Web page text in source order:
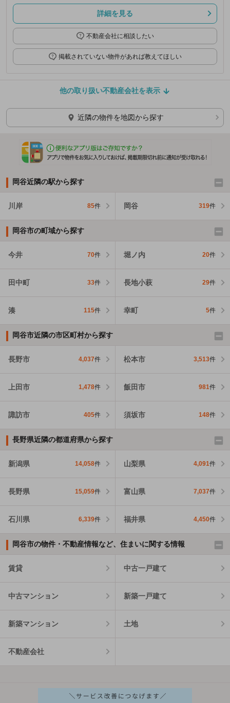
詳細を見る
不動産会社に相談したい
掲載されていない物件があれば教えてほしい
他の取り扱い不動産会社を表示
近隣の物件を地図から探す
岡谷近隣の駅から探す
川岸 85件 岡谷 319件
岡谷市の町域から探す
今井 70件 堀ノ内 20件
田中町 33件 長地小萩 29件
湊 115件 幸町 5件
岡谷市近隣の市区町村から探す
長野市 4,037件 松本市 3,513件
上田市 1,478件 飯田市 981件
諏訪市 405件 須坂市 148件
長野県近隣の都道府県から探す
新潟県 14,058件 山梨県 4,091件
長野県 15,059件 富山県 7,037件
石川県 6,339件 福井県 4,450件
岡谷市の物件・不動産情報など、住まいに関する情報
賃貸 中古一戸建て
中古マンション 新築一戸建て
新築マンション 土地
不動産会社